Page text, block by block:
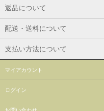
返品について
配送・送料について
支払い方法について
マイアカウント
ログイン